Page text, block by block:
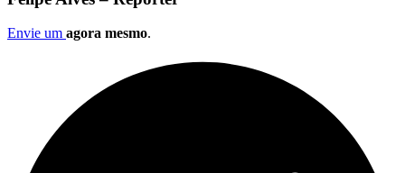
Envie um agora mesmo.